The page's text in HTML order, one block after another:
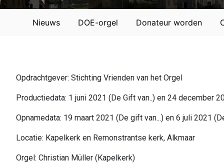
Nieuws DOE-orgel Donateur worden
Opdrachtgever: Stichting Vrienden van het Orgel
Productiedata: 1 juni 2021 (De Gift van..) en 24 december
Opnamedata: 19 maart 2021 (De gift van...) en 6 juli 2021
Locatie: Kapelkerk en Remonstrantse kerk, Alkmaar
Orgel: Christian Müller (Kapelkerk)